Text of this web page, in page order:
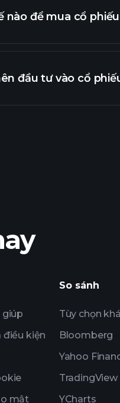
nào để mua cổ phiếu
đầu tư vào cổ
Tournaments
giúp
điều kiện
mật
So sánh
Tùy chọn
Bloomberg
Yahoo
TradingView
YCharts